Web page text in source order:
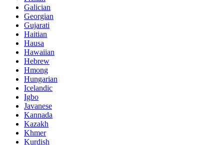
Galician
Georgian
Gujarati
Haitian
Hausa
Hawaiian
Hebrew
Hmong
Hungarian
Icelandic
Igbo
Javanese
Kannada
Kazakh
Khmer
Kurdish